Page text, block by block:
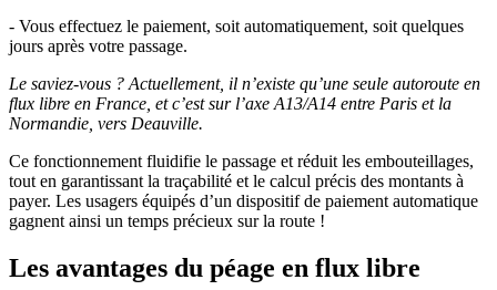
- Vous effectuez le paiement, soit automatiquement, soit quelques
jours après votre passage.
Le saviez-vous ? Actuellement, il n’existe qu’une seule autoroute en
flux libre en France, et c’est sur l’axe A13/A14 entre Paris et la
Normandie, vers Deauville.
Ce fonctionnement fluidifie le passage et réduit les embouteillages,
tout en garantissant la traçabilité et le calcul précis des montants à
payer. Les usagers équipés d’un dispositif de paiement automatique
gagnent ainsi un temps précieux sur la route !
Les avantages du péage en flux libre